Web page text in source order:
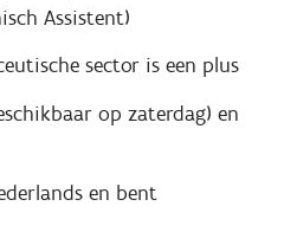
Assistent)
sector is een plus
op zaterdag) en
en bent